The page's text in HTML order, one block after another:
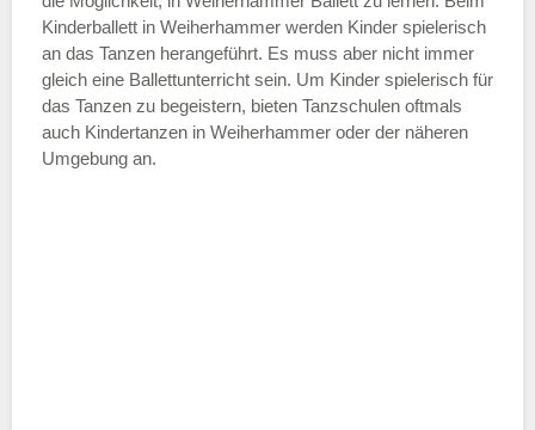
ÖFFNUNGSZEITEN HINZUFÜGEN
Samstag
Kinderballett in Weiherhammer werden Kinder spielerisch
an das Tanzen herangeführt. Es muss aber nicht immer
gleich eine Ballettunterricht sein. Um Kinder spielerisch für
das Tanzen zu begeistern, bieten Tanzschulen oftmals
auch Kindertanzen in Weiherhammer oder der näheren
Umgebung an.